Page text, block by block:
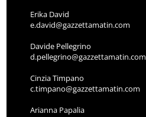
Erika David
e.david@gazzettamatin.com
Davide Pellegrino
d.pellegrino@gazzettamatin.com
Cinzia Timpano
c.timpano@gazzettamatin.com
Arianna Papalia